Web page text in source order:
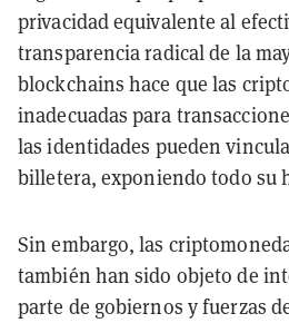
privacidad equivalente al
transparencia radical de la
blockchains hace que las
inadecuadas para
las identidades pueden
billetera, exponiendo todo su
Sin embargo, las
también han sido objeto de
parte de gobiernos y fuerzas